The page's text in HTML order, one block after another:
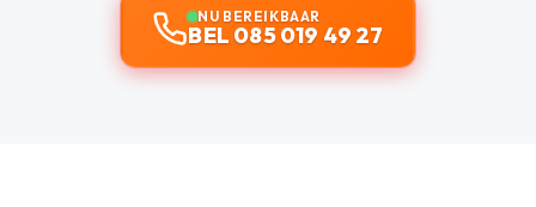
NU BEREIKBAAR
BEL 085 019 49 27